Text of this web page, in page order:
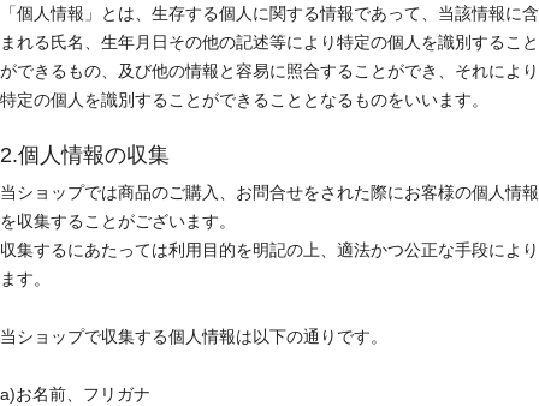
「個人情報」とは、生存する個人に関する情報であって、当該情報に含
まれる氏名、生年月日その他の記述等により特定の個人を識別すること
ができるもの、及び他の情報と容易に照合することができ、それにより
特定の個人を識別することができることとなるものをいいます。
2.個人情報の収集
当ショップでは商品のご購入、お問合せをされた際にお客様の個人情報
を収集することがございます。
収集するにあたっては利用目的を明記の上、適法かつ公正な手段により
ます。
当ショップで収集する個人情報は以下の通りです。
a)お名前、フリガナ